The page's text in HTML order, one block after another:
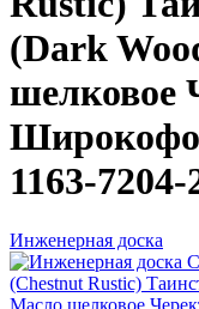
(Dark
шелковое
1163-7204-
Инженерная доска